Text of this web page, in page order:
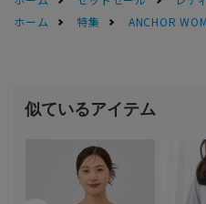
ホーム
特集 ANCHOR